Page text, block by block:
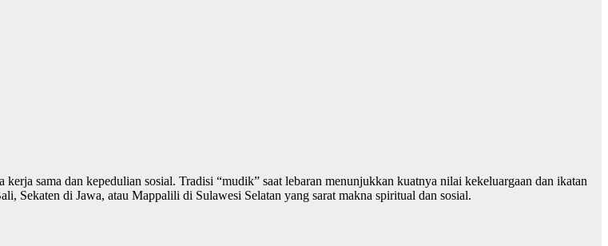
sama dan kepedulian sosial. Tradisi “mudik” saat lebaran menunjukkan kuatnya nilai kekeluargaan dan ikatan
Sekaten di Jawa, atau Mappalili di Sulawesi Selatan yang sarat makna spiritual dan sosial.